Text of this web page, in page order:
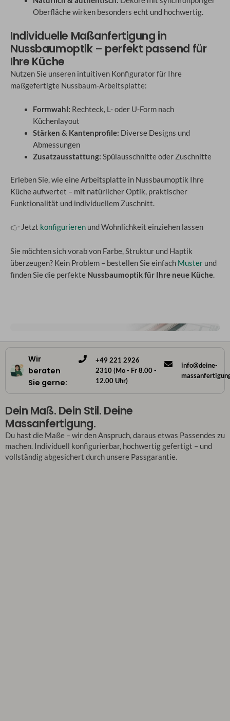
Oberfläche wirken besonders echt und hochwertig.
Individuelle Maßanfertigung in
Nussbaumoptik – perfekt passend für
Ihre Küche
Nutzen Sie unseren intuitiven Konfigurator für Ihre
maßgefertigte Nussbaum-Arbeitsplatte:
Formwahl: Rechteck, L- oder U-Form nach
Küchenlayout
Stärken & Kantenprofile: Diverse Designs und
Abmessungen
Zusatzausstattung: Spülausschnitte oder Zuschnitte
Erleben Sie, wie eine Arbeitsplatte in Nussbaumoptik Ihre
Küche aufwertet – mit natürlicher Optik, praktischer
Funktionalität und individuellem Zuschnitt.
👉 Jetzt konfigurieren und Wohnlichkeit einziehen lassen
Sie möchten sich vorab von Farbe, Struktur und Haptik
überzeugen? Kein Problem – bestellen Sie einfach Muster und
finden Sie die perfekte Nussbaumoptik für Ihre neue Küche.
Wir
beraten
Sie gerne:
+49 221 2926
2310 (Mo - Fr 8.00 -
12.00 Uhr)
info@deine-
Dein Maß. Dein Stil. Deine
Massanfertigung.
Du hast die Maße – wir den Anspruch, daraus etwas Passendes zu
machen. Individuell konfigurierbar, hochwertig gefertigt – und
vollständig abgesichert durch unsere Passgarantie.